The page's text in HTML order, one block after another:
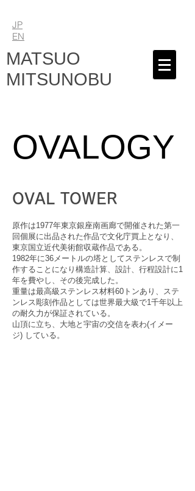
JP
EN
MATSUO
MITSUNOBU
OVALOGY
OVAL TOWER
原作は1977年東京銀座南画廊で開催された第一
回個展に出品された作品で文化庁買上となり、
東京国立近代美術館収蔵作品である。
1982年に36メートルの塔としてステンレスで制
作することになり構造計算、設計、行程設計に1
年を費やし、その後完成した。
重量は最高級ステンレス材料60トンあり、ステ
ンレス彫刻作品としては世界最大級で1千年以上
の耐久力が保証されている。
山頂に立ち、大地と宇宙の交信を表わ(イメー
ジ) している。